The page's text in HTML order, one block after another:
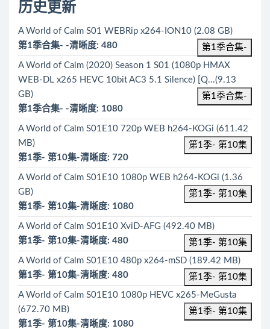
历史更新
A World of Calm S01 WEBRip x264-ION10 (2.08 GB)
第1季合集-
第1季合集- -清晰度: 480
A World of Calm (2020) Season 1 S01 (1080p HMAX
WEB-DL x265 HEVC 10bit AC3 5.1 Silence) [Q...(9.13
GB)
第1季合集-
第1季合集- -清晰度: 1080
A World of Calm S01E10 720p WEB h264-KOGi (611.42
MB)
第1季- 第10集
第1季- 第10集-清晰度: 720
A World of Calm S01E10 1080p WEB h264-KOGi (1.36
GB)
第1季- 第10集
第1季- 第10集-清晰度: 1080
A World of Calm S01E10 XviD-AFG (492.40 MB)
第1季- 第10集
第1季- 第10集-清晰度: 480
A World of Calm S01E10 480p x264-mSD (189.42 MB)
第1季- 第10集
第1季- 第10集-清晰度: 480
A World of Calm S01E10 1080p HEVC x265-MeGusta
(672.70 MB)
第1季- 第10集
第1季- 第10集-清晰度: 1080